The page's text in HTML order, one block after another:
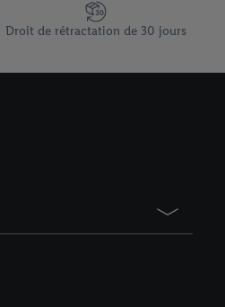
Droit de rétractation de 30 jours